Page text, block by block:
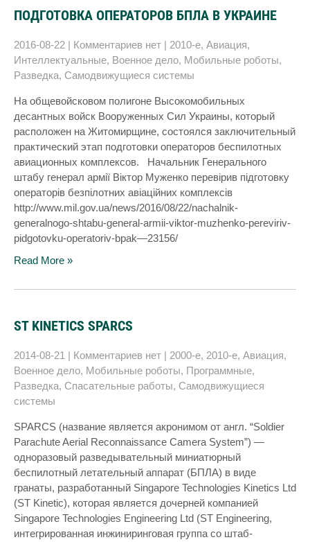
ПОДГОТОВКА ОПЕРАТОРОВ БПЛА В УКРАИНЕ
2016-08-22 | Комментариев нет | 2010-е, Авиация,
Интеллектуальные, Военное дело, Мобильные роботы,
Разведка, Самодвижущиеся системы
На общевойсковом полигоне Высокомобильных
десантных войск Вооруженных Сил Украины, который
расположен на Житомирщине, состоялся заключительный
практический этап подготовки операторов беспилотных
авиационных комплексов. Начальник Генерального
штабу генерал армії Віктор Муженко перевірив підготовку
операторів безпілотних авіаційних комплексів
http://www.mil.gov.ua/news/2016/08/22/nachalnik-
generalnogo-shtabu-general-armii-viktor-muzhenko-pereviriv-
pidgotovku-operatoriv-bpak—23156/
Read More »
ST KINETICS SPARCS
2014-08-21 | Комментариев нет | 2000-е, 2010-е, Авиация,
Военное дело, Мобильные роботы, Программные,
Разведка, Спасательные работы, Самодвижущиеся
системы
SPARCS (название является акронимом от англ. “Soldier
Parachute Aerial Reconnaissance Camera System”) —
одноразовый разведывательный миниатюрный
беспилотный летательный аппарат (БПЛА) в виде
гранаты, разработанный Singapore Technologies Kinetics Ltd
(ST Kinetic), которая является дочерней компанией
Singapore Technologies Engineering Ltd (ST Engineering,
интегрированная инжиниринговая группа со штаб-